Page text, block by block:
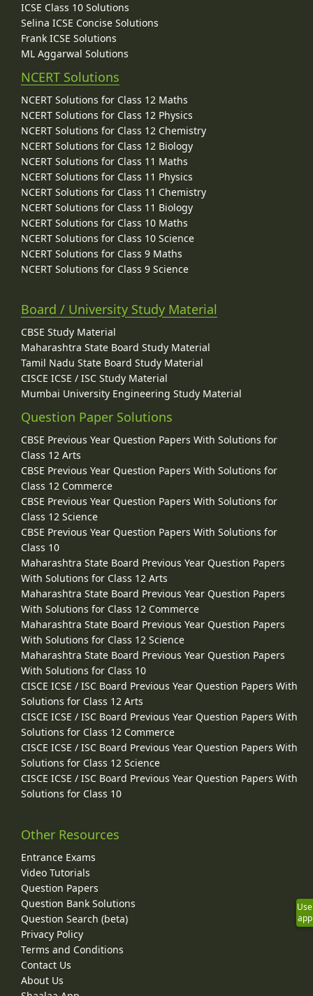
ICSE Class 10 Solutions
Selina ICSE Concise Solutions
Frank ICSE Solutions
ML Aggarwal Solutions
NCERT Solutions
NCERT Solutions for Class 12 Maths
NCERT Solutions for Class 12 Physics
NCERT Solutions for Class 12 Chemistry
NCERT Solutions for Class 12 Biology
NCERT Solutions for Class 11 Maths
NCERT Solutions for Class 11 Physics
NCERT Solutions for Class 11 Chemistry
NCERT Solutions for Class 11 Biology
NCERT Solutions for Class 10 Maths
NCERT Solutions for Class 10 Science
NCERT Solutions for Class 9 Maths
NCERT Solutions for Class 9 Science
Board / University Study Material
CBSE Study Material
Maharashtra State Board Study Material
Tamil Nadu State Board Study Material
CISCE ICSE / ISC Study Material
Mumbai University Engineering Study Material
Question Paper Solutions
CBSE Previous Year Question Papers With Solutions for
Class 12 Arts
CBSE Previous Year Question Papers With Solutions for
Class 12 Commerce
CBSE Previous Year Question Papers With Solutions for
Class 12 Science
CBSE Previous Year Question Papers With Solutions for
Class 10
Maharashtra State Board Previous Year Question Papers
With Solutions for Class 12 Arts
Maharashtra State Board Previous Year Question Papers
With Solutions for Class 12 Commerce
Maharashtra State Board Previous Year Question Papers
With Solutions for Class 12 Science
Maharashtra State Board Previous Year Question Papers
With Solutions for Class 10
CISCE ICSE / ISC Board Previous Year Question Papers With
Solutions for Class 12 Arts
CISCE ICSE / ISC Board Previous Year Question Papers With
Solutions for Class 12 Commerce
CISCE ICSE / ISC Board Previous Year Question Papers With
Solutions for Class 12 Science
CISCE ICSE / ISC Board Previous Year Question Papers With
Solutions for Class 10
Other Resources
Entrance Exams
Video Tutorials
Question Papers
Question Bank Solutions
Question Search (beta)
Privacy Policy
Terms and Conditions
Contact Us
About Us
Use
app